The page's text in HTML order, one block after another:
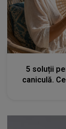
5 soluții
caniculă.